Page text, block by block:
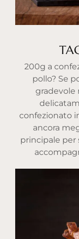
200g a
pollo? Se
gradevole
confezionato
ancora
principale per